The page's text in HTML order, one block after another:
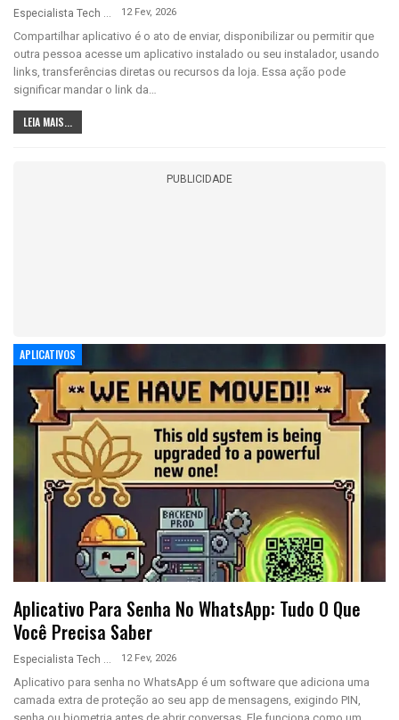
12 Fev, 2026
Compartilhar aplicativo é o ato de enviar, disponibilizar ou permitir que
outra pessoa acesse um aplicativo instalado ou seu instalador, usando
links, transferências diretas ou recursos da loja. Essa ação pode
significar mandar o link da…
LEIA MAIS...
PUBLICIDADE
APLICATIVOS
Aplicativo Para Senha No WhatsApp: Tudo O Que
Você Precisa Saber
Especialista Tech 12 Fev, 2026
Aplicativo para senha no WhatsApp é um software que adiciona uma
camada extra de proteção ao seu app de mensagens, exigindo PIN,